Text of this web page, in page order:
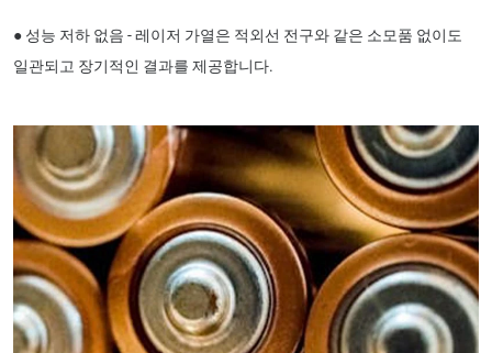
● 성능 저하 없음 - 레이저 가열은 적외선 전구와 같은 소모품 없이도
일관되고 장기적인 결과를 제공합니다.